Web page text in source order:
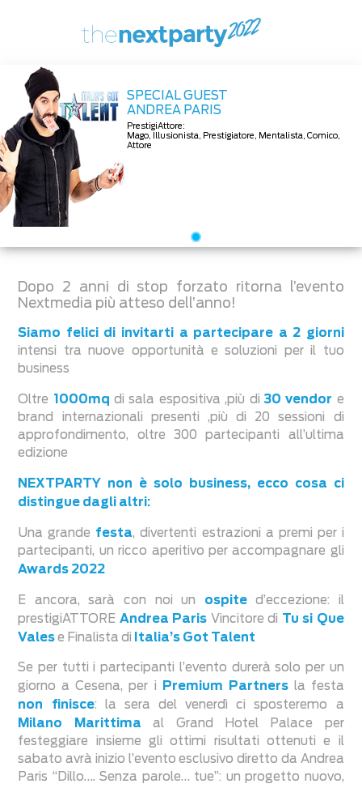
SPECIAL GUEST
ANDREA PARIS
PrestigiAttore:
Mago, Illusionista, Prestigiatore, Mentalista, Comico,
Attore
Dopo 2 anni di stop forzato ritorna l’evento
Nextmedia più atteso dell’anno!
Siamo felici di invitarti a partecipare a 2 giorni
intensi tra nuove opportunità e soluzioni per il tuo
business
Oltre 1000mq di sala espositiva ,più di30 vendor e
brand internazionali presenti ,più di 20 sessioni di
approfondimento, oltre 300 partecipanti all’ultima
edizione
NEXTPARTY non è solo business, ecco cosa ci
distingue dagli altri:
Una grande festa, divertenti estrazioni a premi per i
partecipanti, un ricco aperitivo per accompagnare gli
Awards 2022
E ancora, sarà con noi un ospited’eccezione: il
prestigiATTORE Andrea Paris Vincitore di Tu si Que
Vales e Finalista di Italia’s Got Talent
Se per tutti i partecipanti l’evento durerà solo per un
giorno a Cesena, per i
Premium Partnersla festa
non finisce: la sera del venerdì ci sposteremo a
Milano Marittima al Grand Hotel Palace per
festeggiare insieme gli ottimi risultati ottenuti e il
sabato avrà inizio l’evento esclusivo diretto da Andrea
Paris “Dillo…. Senza parole… tue”: un progetto nuovo,